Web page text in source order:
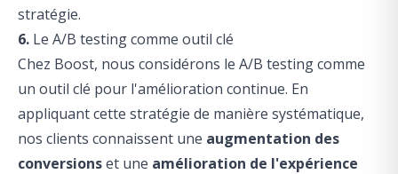
stratégie.
6. Le A/B testing comme outil clé
Chez Boost, nous considérons le A/B testing comme
un outil clé pour l'amélioration continue. En
appliquant cette stratégie de manière systématique,
nos clients connaissent une augmentation des
conversionset une amélioration de l'expérience